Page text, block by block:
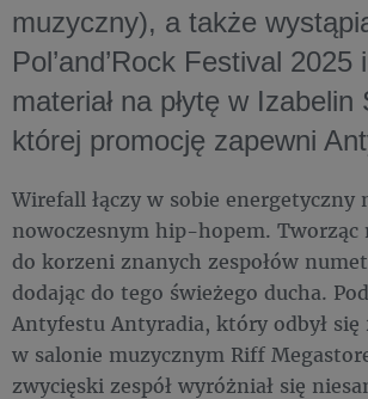
muzyczny), a także
Pol’and’Rock Festival 2025
materiał na płytę w Izabelin
której promocję zapewni
Wirefall łączy w sobie energetyczny
nowoczesnym hip-hopem. Tworząc
do korzeni znanych zespołów
dodając do tego świeżego ducha.
Antyfestu Antyradia, który odbył się
w salonie muzycznym Riff
zwycięski zespół wyróżniał się